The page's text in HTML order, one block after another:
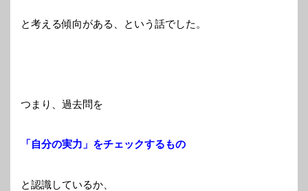
と考える傾向がある、という話でした。
つまり、過去問を
「自分の実力」をチェックするもの
と認識しているか、